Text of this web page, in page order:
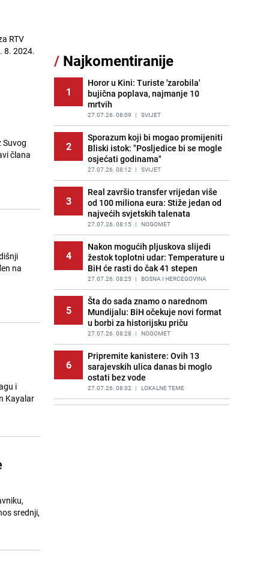
RTV
8. 2024.
Suvog
člana
na
i
Kayalar
srednji,
12
Jedan od najvećih gradova nije na
listi: Ovo su lokacije prvih Lidl
prodavnica u BiH
PRIJE 2 DANA
13
Konakoviću stigle "nevjerovatne
poruke" iz HDZ-a: "Ne šalim se"
PRIJE 1 DAN | BOSNA I HERCEGOVINA
14
Imate li paradajz, paprike i malo
mesa? Recept za večeru koja vraća
u djetinjstvo
PRIJE OKO 16H | RECEPTI
15
S ove strane Drine | Dragan
Banjac: Plemenski mentalitet
pobijedio
PRIJE 1 DAN | JA MISLIM
/ Najkomentiranije
1
Horor u Kini: Turiste 'zarobila'
bujična poplava, najmanje 10
mrtvih
27.07.26. 08:09 | SVIJET
2
Sporazum koji bi mogao promijeniti
Bliski istok: "Posljedice bi se mogle
osjećati godinama"
27.07.26. 08:12 | SVIJET
3
Real završio transfer vrijedan više
od 100 miliona eura: Stiže jedan od
najvećih svjetskih talenata
27.07.26. 08:15 | NOGOMET
4
Nakon mogućih pljuskova slijedi
žestok toplotni udar: Temperature u
BiH će rasti do čak 41 stepen
27.07.26. 08:25 | BOSNA I HERCEGOVINA
5
Šta do sada znamo o narednom
Mundijalu: BiH očekuje novi format
u borbi za historijsku priču
27.07.26. 08:28 | NOGOMET
6
Pripremite kanistere: Ovih 13
sarajevskih ulica danas bi moglo
ostati bez vode
27.07.26. 08:32 | LOKALNE TEME